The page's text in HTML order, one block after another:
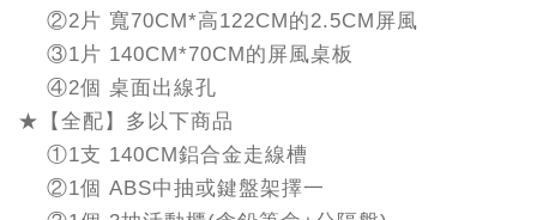
②2片 寬70CM*高122CM的2.5CM屏風
③1片 140CM*70CM的屏風桌板
④2個 桌面出線孔
★【全配】多以下商品
①1支 140CM鋁合金走線槽
②1個 ABS中抽或鍵盤架擇一